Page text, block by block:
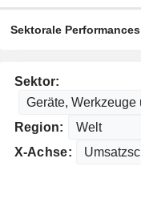
Sektorale Performances
Sektor:
Region:
X-Achse: